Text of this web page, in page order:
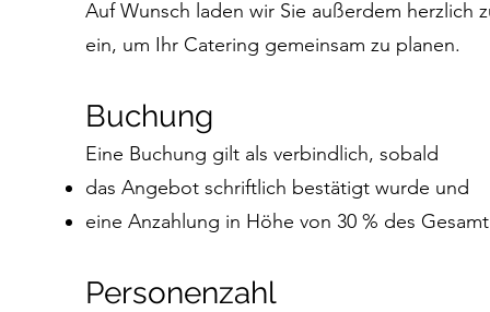
Auf Wunsch laden wir Sie außerdem herzlich
ein, um Ihr Catering gemeinsam zu planen.
Buchung
Eine Buchung gilt als verbindlich, sobald
das Angebot schriftlich bestätigt wurde und
eine Anzahlung in Höhe von 30 % des
Personenzahl